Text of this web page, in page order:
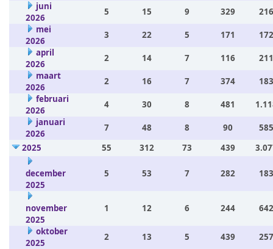
juni
2026
5 15 9 329
mei
2026
3 22 5 171
april
2026
2 14 7 116
maart
2026
2 16 7 374
februari
2026
4 30 8 481
januari
2026
7 48 8 90
2025
55 312 73 439
december
2025
5 53 7 282
november
2025
1 12 6 244
oktober
2025
2 13 5 439